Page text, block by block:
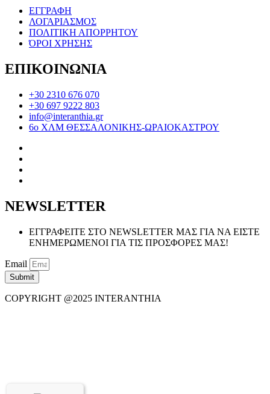
ΕΓΓΡΑΦΗ
ΛΟΓΑΡΙΑΣΜΟΣ
ΠΟΛΙΤΙΚΗ ΑΠΟΡΡΗΤΟΥ
ΌΡΟΙ ΧΡΗΣΗΣ
ΕΠΙΚΟΙΝΩΝΙΑ
+30 2310 676 070
+30 697 9222 803
info@interanthia.gr
6ο ΧΛΜ ΘΕΣΣΑΛΟΝΙΚΗΣ-ΩΡΑΙΟΚΑΣΤΡΟΥ
NEWSLETTER
ΕΓΓΡΑΦΕΙΤΕ ΣΤΟ NEWSLETTER ΜΑΣ ΓΙΑ ΝΑ ΕΙΣΤΕ
ΕΝΗΜΕΡΩΜΕΝΟΙ ΓΙΑ ΤΙΣ ΠΡΟΣΦΟΡΕΣ ΜΑΣ!
Email
Submit
COPYRIGHT @2025 INTERANTHIA